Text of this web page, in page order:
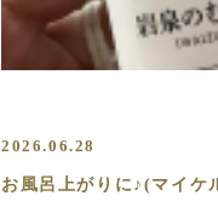
2026.06.28
お風呂上がりに♪(マイケ